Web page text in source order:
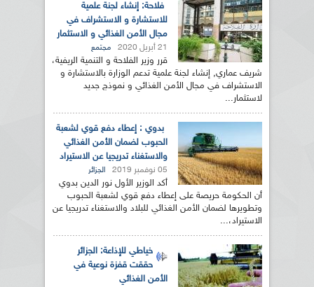
فلاحة: إنشاء لجنة علمية
للاستشارة و الاستشراف في
مجال الأمن الغذائي و الاستثمار
21 أبريل 2020 مجتمع
قرر وزير الفلاحة و التنمية الريفية،
شريف عماري, إنشاء لجنة علمية تدعم الوزارة بالاستشارة و
الاستشراف في مجال الأمن الغذائي و نموذج جديد
لاستثمار...
بدوي : إعطاء دفع قوي لشعبة
الحبوب لضمان الأمن الغذائي
والاستغناء تدريجيا عن الاستيراد
05 نوفمبر 2019 الجزائر
أكد الوزير الأول نور الدين بدوي
أن الحكومة حريصة على إعطاء دفع قوي لشعبة الحبوب
وتطويرها لضمان الأمن الغذائي للبلاد والاستغناء تدريجيا عن
الاستيراد،...
خياطي للإذاعة: الجزائر
حققت قفزة نوعية في
الأمن الغذائي